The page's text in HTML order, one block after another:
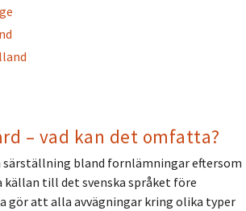
– vad kan det omfatta?
särställning bland fornlämningar eftersom
källan till det svenska språket före
gör att alla avvägningar kring olika typer